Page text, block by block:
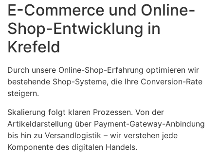
E-Commerce und Online-
Shop-Entwicklung in
Krefeld
Durch unsere Online-Shop-Erfahrung optimieren wir
bestehende Shop-Systeme, die Ihre Conversion-Rate
steigern.
Skalierung folgt klaren Prozessen. Von der
Artikeldarstellung über Payment-Gateway-Anbindung
bis hin zu Versandlogistik – wir verstehen jede
Komponente des digitalen Handels.